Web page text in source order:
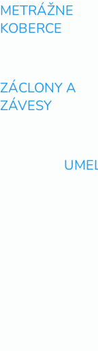
METRÁŽNE
KOBERCE
ZÁCLONY A
ZÁVESY